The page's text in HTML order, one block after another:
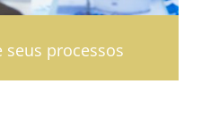
seus processos